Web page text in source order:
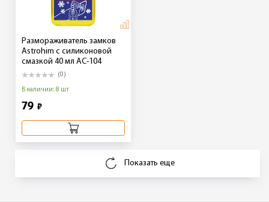
Размораживатель замков
Astrohim с силиконовой
смазкой 40 мл AC-104
(0)
В наличии: 8 шт
79 ₽
Показать еще